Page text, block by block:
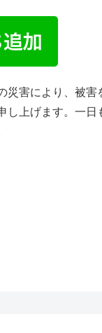
災害により、被害
し上げます。一日